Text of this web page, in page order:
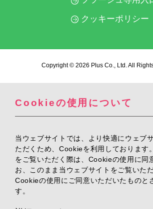
クッキーポリシー
Copyright © 2026 Plus Co., Ltd. All
Cookieの使用について
当ウェブサイトでは、より快適にウェブ
ただくため、Cookieを利用しております
をご覧いただく際は、Cookieの使用に同
お、このまま当ウェブサイトをご覧いた
Cookieの使用にご同意いただいたものと
す。